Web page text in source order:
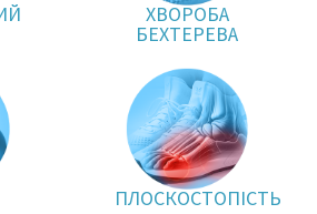
ХВОРОБА
БЕХТЕРЕВА
ПЛОСКОСТОПІСТЬ